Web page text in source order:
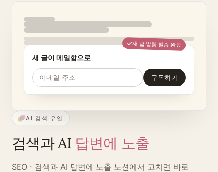
새 글 알림 발송 완료
새 글이 메일함으로
이메일 주소 구독하기
AI 검색 유입
검색과 AI 답변에 노출
SEO · 검색과 AI 답변에 노출 노션에서 고치면 바로